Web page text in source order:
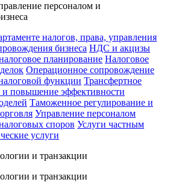
персоналом и
налогов, права, управления
бизнеса НДС и акцизы
планирование Налоговое
Операционное сопровождение
функции Трансфертное
и повышение эффективности
Таможенное регулирование и
Управление персоналом
споров Услуги частным
услуги
и транзакции
и транзакции